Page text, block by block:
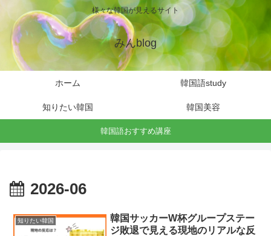
様々な韓国が見えるサイト
みんblog
ホーム 韓国語study
知りたい韓国 韓国美容
韓国語おすすめ講座
2026-06
知りたい韓国
韓国サッカーW杯グループステー
ジ敗退で見える現地のリアルな反